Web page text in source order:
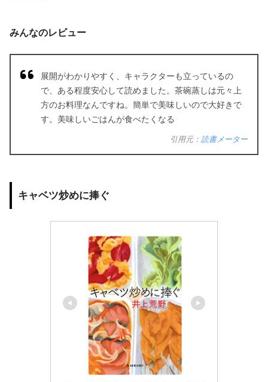
みんなのレビュー
展開がわかりやすく、キャラクターも立っているの
で、ある程度安心して読めました。茶碗蒸しは元々上
方のお料理なんですね。簡単で美味しいので大好きで
す。美味しいごはんが食べたくなる
引用元： 読書メーター
キャベツ炒めに捧ぐ